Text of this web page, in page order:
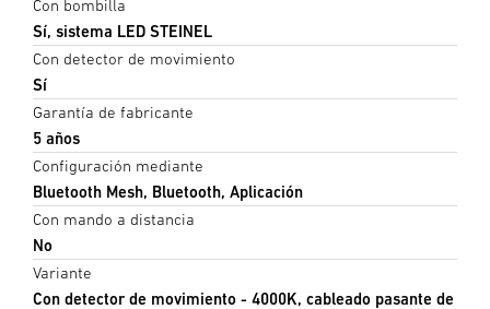
Con bombilla
Sí, sistema LED STEINEL
Con detector de movimiento
Sí
Garantía de fabricante
5 años
Configuración mediante
Bluetooth Mesh, Bluetooth, Aplicación
Con mando a distancia
No
Variante
Con detector de movimiento - 4000K, cableado pasante de